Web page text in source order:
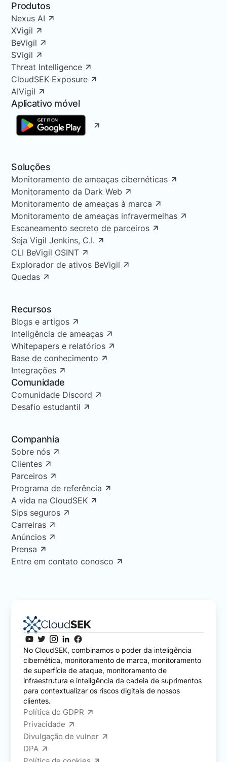
Produtos
Nexus AI
XVigil
BeVigil
SVigil
Threat Intelligence
CloudSEK Exposure
AIVigil
Aplicativo móvel
Soluções
Monitoramento de ameaças cibernéticas
Monitoramento da Dark Web
Monitoramento de ameaças à marca
Monitoramento de ameaças infravermelhas
Escaneamento secreto de parceiros
Seja Vigil Jenkins, C.I.
CLI BeVigil OSINT
Explorador de ativos BeVigil
Quedas
Recursos
Blogs e artigos
Inteligência de ameaças
Whitepapers e relatórios
Base de conhecimento
Integrações
Comunidade
Comunidade Discord
Desafio estudantil
Companhia
Sobre nós
Clientes
Parceiros
Programa de referência
A vida na CloudSEK
Sips seguros
Carreiras
Anúncios
Prensa
Entre em contato conosco
No CloudSEK, combinamos o poder da inteligência
cibernética, monitoramento de marca, monitoramento
de superfície de ataque, monitoramento de
infraestrutura e inteligência da cadeia de suprimentos
para contextualizar os riscos digitais de nossos
clientes.
Política do GDPR
Privacidade
Divulgação de vulner
DPA